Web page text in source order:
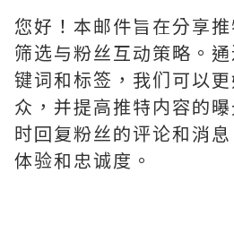
您好！本邮件旨在分享
筛选与粉丝互动策略。
键词和标签，我们可以
众，并提高推特内容的
时回复粉丝的评论和消
体验和忠诚度。